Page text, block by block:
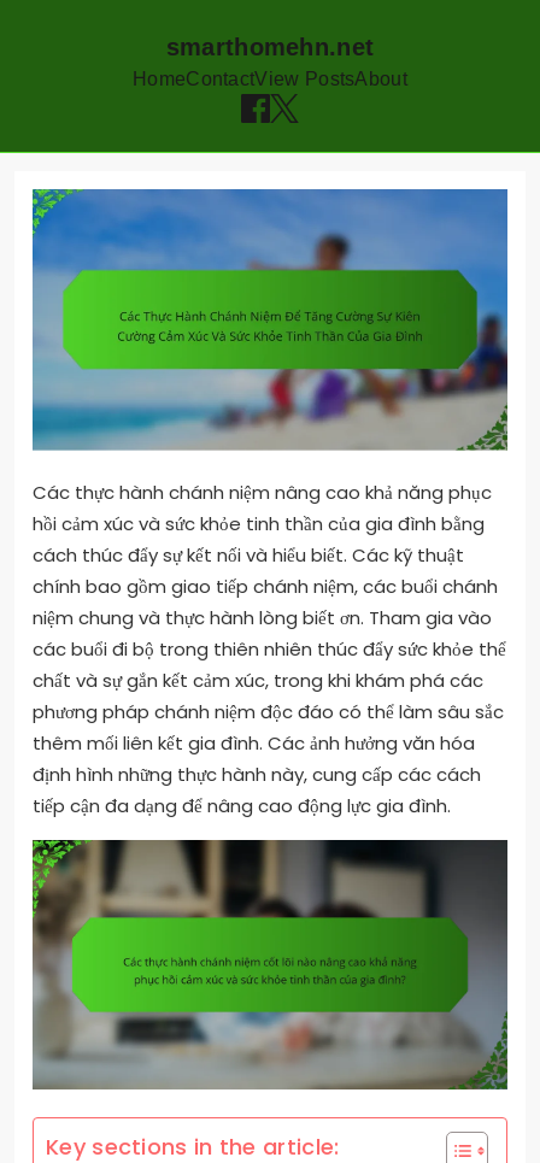
smarthomehn.net
HomeContactView PostsAbout
content
Các thực hành chánh niệm nâng cao khả năng phục
hồi cảm xúc và sức khỏe tinh thần của gia đình bằng
cách thúc đẩy sự kết nối và hiểu biết. Các kỹ thuật
chính bao gồm giao tiếp chánh niệm, các buổi chánh
niệm chung và thực hành lòng biết ơn. Tham gia vào
các buổi đi bộ trong thiên nhiên thúc đẩy sức khỏe thể
chất và sự gắn kết cảm xúc, trong khi khám phá các
phương pháp chánh niệm độc đáo có thể làm sâu sắc
thêm mối liên kết gia đình. Các ảnh hưởng văn hóa
định hình những thực hành này, cung cấp các cách
tiếp cận đa dạng để nâng cao động lực gia đình.
Key sections in the article: